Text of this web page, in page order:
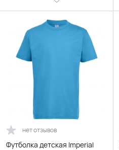
нет отзывов
Футболка детская Imperial